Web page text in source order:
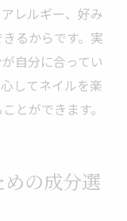
レルギー、好み
るからです。実
自分に合ってい
してネイルを楽
とができます。
の成分選